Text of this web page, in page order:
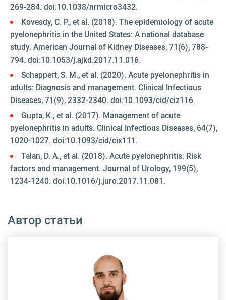
269-284. doi:10.1038/nrmicro3432.
Kovesdy, C. P., et al. (2018). The epidemiology of acute
pyelonephritis in the United States: A national database
study. American Journal of Kidney Diseases, 71(6), 788-
794. doi:10.1053/j.ajkd.2017.11.016.
Schappert, S. M., et al. (2020). Acute pyelonephritis in
adults: Diagnosis and management. Clinical Infectious
Diseases, 71(9), 2332-2340. doi:10.1093/cid/ciz116.
Gupta, K., et al. (2017). Management of acute
pyelonephritis in adults. Clinical Infectious Diseases, 64(7),
1020-1027. doi:10.1093/cid/cix111.
Talan, D. A., et al. (2018). Acute pyelonephritis: Risk
factors and management. Journal of Urology, 199(5),
1234-1240. doi:10.1016/j.juro.2017.11.081.
Автор статьи